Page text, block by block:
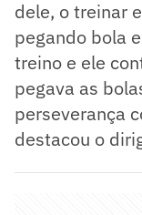
dele, o treinar
pegando bola
treino e ele
pegava as
perseverança
destacou o